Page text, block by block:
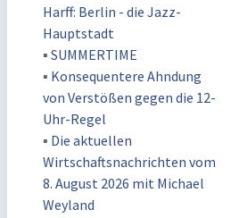
Harff: Berlin - die Jazz-
Hauptstadt
▪ SUMMERTIME
▪ Konsequentere Ahndung
von Verstößen gegen die 12-
Uhr-Regel
▪ Die aktuellen
Wirtschaftsnachrichten vom
8. August 2026 mit Michael
Weyland